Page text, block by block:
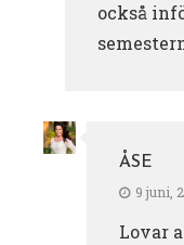
också
ÅSE
9 juni,
Lovar